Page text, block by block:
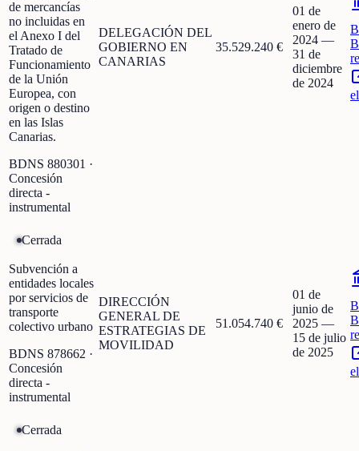
de mercancías
no incluidas en
el Anexo I del
Tratado de
Funcionamiento
de la Unión
Europea, con
origen o destino
en las Islas
Canarias.
BDNS 880301 ·
Concesión
directa -
instrumental
DELEGACIÓN DEL
GOBIERNO EN
CANARIAS
35.529.240 €
01 de
enero de
2024 —
31 de
diciembre
de 2024
Cerrada
Subvención a
entidades locales
por servicios de
transporte
colectivo urbano
BDNS 878662 ·
Concesión
directa -
instrumental
DIRECCIÓN
GENERAL DE
ESTRATEGIAS DE
MOVILIDAD
51.054.740 €
01 de
junio de
2025 —
15 de julio
de 2025
Cerrada